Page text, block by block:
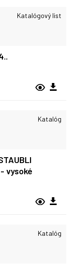
Katalógový list
Katalóg
vysoké
Katalóg